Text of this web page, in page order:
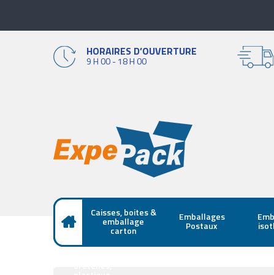
HORAIRES D’OUVERTURE
9 H 00 - 18 H 00
Caisses, boites &
emballage
carton
Emballages
Postaux